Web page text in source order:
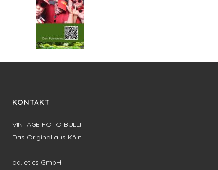
KONTAKT
VINTAGE FOTO BULLI
Das Original aus Köln
ad.letics GmbH